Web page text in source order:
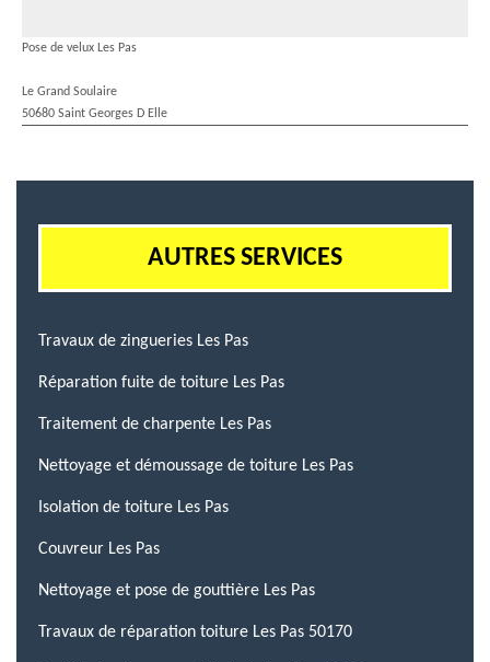
Pose de velux Les Pas
Le Grand Soulaire
50680 Saint Georges D Elle
AUTRES SERVICES
Travaux de zingueries Les Pas
Réparation fuite de toiture Les Pas
Traitement de charpente Les Pas
Nettoyage et démoussage de toiture Les Pas
Isolation de toiture Les Pas
Couvreur Les Pas
Nettoyage et pose de gouttière Les Pas
Travaux de réparation toiture Les Pas 50170